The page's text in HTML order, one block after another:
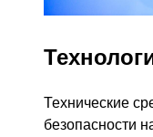
Технические
безопасности